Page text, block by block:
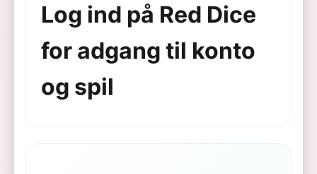
Log ind på Red Dice
for adgang til konto
og spil